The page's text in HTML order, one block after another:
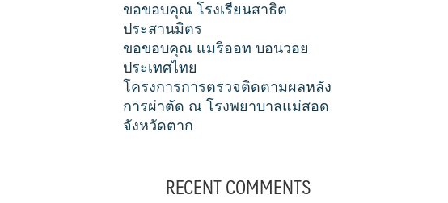
ขอขอบคุณ โรงเรียนสาธิต
ประสานมิตร
ขอขอบคุณ แมริออท บอนวอย
ประเทศไทย
โครงการการตรวจติดตามผลหลัง
การผ่าตัด ณ โรงพยาบาลแม่สอด
จังหวัดตาก
RECENT COMMENTS